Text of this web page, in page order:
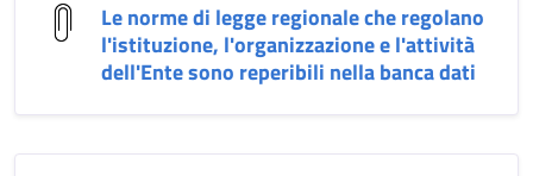
Le norme di legge regionale che regolano
l'istituzione, l'organizzazione e l'attività
dell'Ente sono reperibili nella banca dati